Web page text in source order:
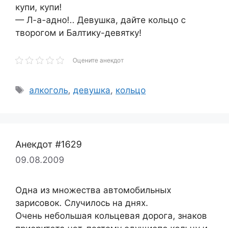
купи, купи!
— Л-а-адно!.. Девушка, дайте кольцо с
творогом и Балтику-девятку!
Оцените анекдот
Метки
алкоголь,девушка, кольцо
Анекдот #1629
09.08.2009
Одна из множества автомобильных
зарисовок. Случилось на днях.
Очень небольшая кольцевая дорога, знаков